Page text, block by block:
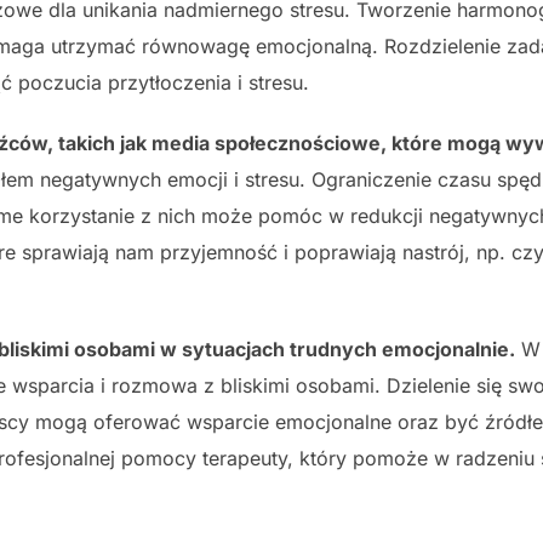
dla unikania nadmiernego stresu. Tworzenie
utrzymać równowagę emocjonalną. Rozdzielenie
poczucia przytłoczenia i stresu.
takich jak media społecznościowe, które mogą
negatywnych emocji i stresu. Ograniczenie czasu
korzystanie z nich może pomóc w redukcji
sprawiają nam przyjemność i poprawiają nastrój, np.
osobami w sytuacjach trudnych emocjonalnie.
wsparcia i rozmowa z bliskimi osobami. Dzielenie się
mogą oferować wsparcie emocjonalne oraz być
pomocy terapeuty, który pomoże w